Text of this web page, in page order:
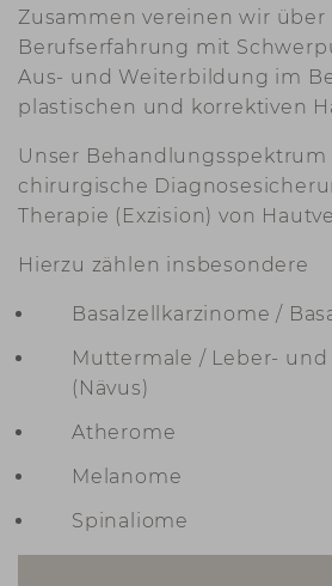
Zusammen vereinen wir über
Berufserfahrung mit
Aus- und Weiterbildung im
plastischen und korrektiven
Unser Behandlungsspektrum
chirurgische
Therapie (Exzision) von
Hierzu zählen insbesondere
Basalzellkarzinome /
Muttermale / Leber-
(Nävus)
Atherome
Melanome
Spinaliome